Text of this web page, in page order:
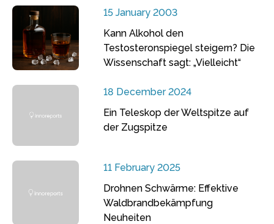
15 January 2003
Kann Alkohol den
Testosteronspiegel steigern? Die
Wissenschaft sagt: „Vielleicht“
18 December 2024
Ein Teleskop der Weltspitze auf
der Zugspitze
11 February 2025
Drohnen Schwärme: Effektive
Waldbrandbekämpfung
Neuheiten